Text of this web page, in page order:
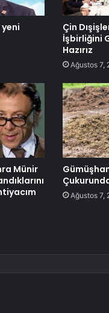
yeni
Çin
İşbirliğini
Hazırız
Ağustos 7,
Münir
Ağustos 7,